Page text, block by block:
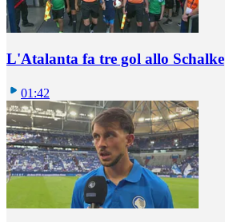
L'Atalanta fa tre gol allo Schalke
01:42